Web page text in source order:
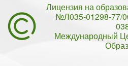
Лицензия на
№Л035-01298-77/
Международный